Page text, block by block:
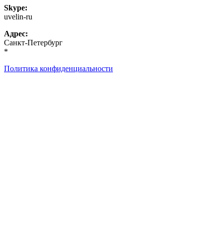
Skype:
uvelin-ru
Адрес:
Санкт-Петербург
*
Политика конфиденциальности